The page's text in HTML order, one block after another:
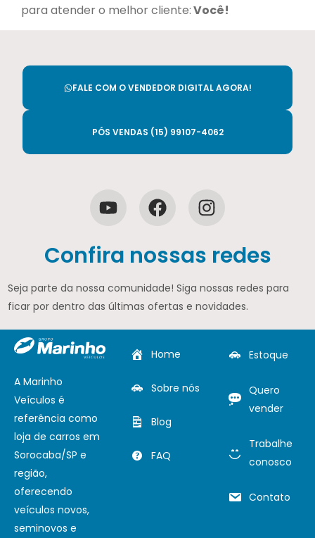
para atender o melhor cliente:Você!
FALE COM O VENDEDOR DIGITAL AGORA!
PÓS VENDAS (15) 99107-4062
Confira nossas redes
Seja parte da nossa comunidade! Siga nossas redes para
ficar por dentro das últimas ofertas e novidades.
A Marinho
Veículos é
referência como
loja de carros em
Sorocaba/SP e
região,
oferecendo
veículos novos,
seminovos e
Home
Sobre nós
Blog
FAQ
Estoque
Quero
vender
Trabalhe
conosco
Contato